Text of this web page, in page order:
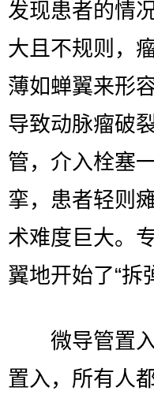
发现患者的情
大且不规则，
薄如蝉翼来形
导致动脉瘤破
管，介入栓塞
挛，患者轻则
术难度巨大。
翼地开始了“拆
微导管置入
置入，所有人